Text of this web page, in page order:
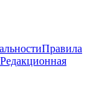
Правила
Редакционная